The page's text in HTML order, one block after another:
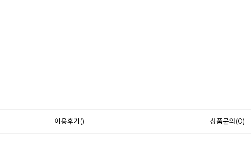
이용후기() 상품문의(0)